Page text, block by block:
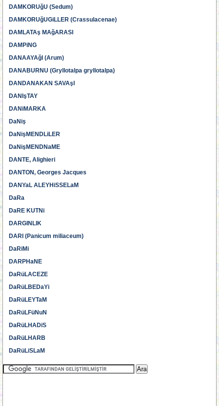
DAMKORUğU (Sedum)
DAMKORUğUGiLLER (Crassulacenae)
DAMLATAş MAğARASI
DAMPiNG
DANAAYAğI (Arum)
DANABURNU (Gryllotalpa gryllotalpa)
DANDANAKAN SAVAşI
DANIşTAY
DANiMARKA
DaNiş
DaNişMENDLiLER
DaNişMENDNaME
DANTE, Alighieri
DANTON, Georges Jacques
DANYaL ALEYHiSSELaM
DaRa
DaRE KUTNi
DARGINLIK
DARI (Panicum miliaceum)
DaRiMi
DARPHaNE
DaRüLACEZE
DaRüLBEDaYi
DaRüLEYTaM
DaRüLFüNuN
DaRüLHADiS
DaRüLHARB
DaRüLiSLaM